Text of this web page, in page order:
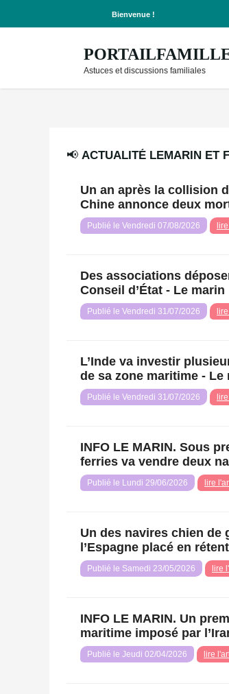
Bienvenue !
Astuces et discussions familiales
📢 ACTUALITÉ LEMARIN ET
Un an après la collision
Chine annonce deux
Publié le Vendredi 07/08/2026
Des associations
Conseil d’État - Le marin
Publié le Vendredi 31/07/2026
L’Inde va investir
de sa zone maritime - Le
Publié le Vendredi 31/07/2026
INFO LE MARIN. Sous
ferries va vendre deux
Publié le Lundi 29/06/2026 lire
Un des navires chien de
l’Espagne placé en
Publié le Samedi 23/05/2026 lire
INFO LE MARIN. Un
maritime imposé par
Publié le Jeudi 02/04/2026 lire